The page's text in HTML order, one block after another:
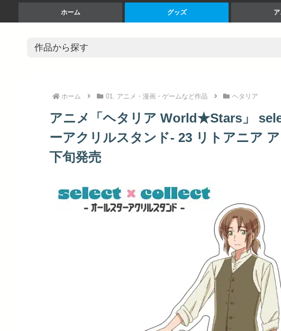
ホーム グッズ
ホーム 01. アニメ・漫画・ゲームなど作品 ヘタリア
アニメ「ヘタリア World★Stars」
ーアクリルスタンド- 23 リトアニア
下旬発売